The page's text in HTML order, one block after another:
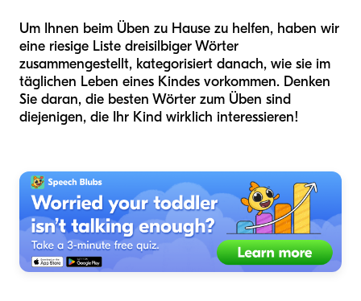
Um Ihnen beim Üben zu Hause zu helfen, haben wir
eine riesige Liste dreisilbiger Wörter
zusammengestellt, kategorisiert danach, wie sie im
täglichen Leben eines Kindes vorkommen. Denken
Sie daran, die besten Wörter zum Üben sind
diejenigen, die Ihr Kind wirklich interessieren!